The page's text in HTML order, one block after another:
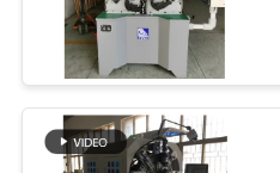
PRIVACY
POLICY